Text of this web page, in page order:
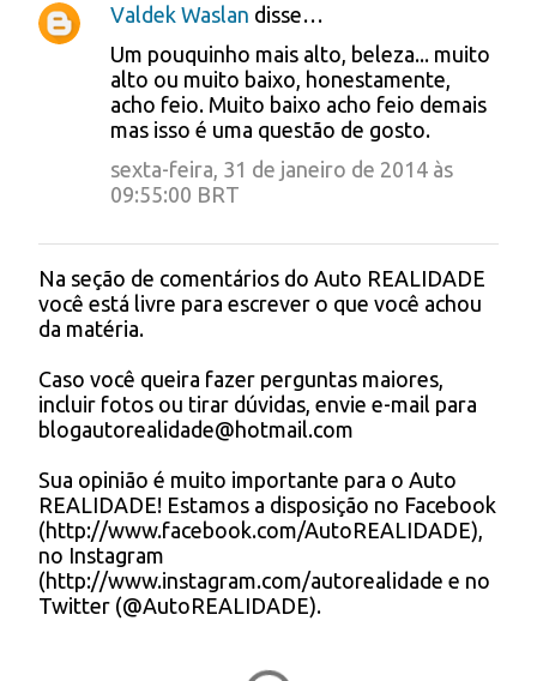
C
r
i
o
s
Valdek Waslan disse…
Um pouquinho mais alto, beleza... muito
alto ou muito baixo, honestamente,
acho feio. Muito baixo acho feio demais
mas isso é uma questão de gosto.
sexta-feira, 31 de janeiro de 2014 às
09:55:00 BRT
P
o
s
a
r
u
c
o
m
e
n
t
Na seção de comentários do Auto REALIDADE
você está livre para escrever o que você achou
da matéria.
Caso você queira fazer perguntas maiores,
incluir fotos ou tirar dúvidas, envie e-mail para
blogautorealidade@hotmail.com
Sua opinião é muito importante para o Auto
REALIDADE! Estamos a disposição no Facebook
(http://www.facebook.com/AutoREALIDADE),
no Instagram
(http://www.instagram.com/autorealidade e no
Twitter (@AutoREALIDADE).